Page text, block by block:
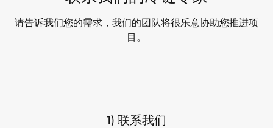
请告诉我们您的需求，我们的团队将很乐意协助您推进项
目。
1) 联系我们